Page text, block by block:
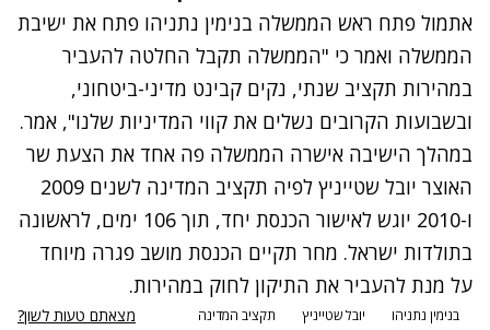
אתמול פתח ראש הממשלה בנימין נתניהו פתח את ישיבת
הממשלה ואמר כי "הממשלה תקבל החלטה להעביר
במהירות תקציב שנתי, נקים קבינט מדיני-ביטחוני,
ובשבועות הקרובים נשלים את קווי המדיניות שלנו", אמר.
במהלך הישיבה אישרה הממשלה פה אחד את הצעת שר
האוצר יובל שטייניץ
לפיה תקציב המדינה לשנים 2009
ו-2010 יוגש לאישור הכנסת יחד, תוך 106 ימים, לראשונה
בתולדות ישראל. מחר תקיים הכנסת מושב פגרה מיוחד
על מנת להעביר את התיקון לחוק במהירות.
בנימין נתניהו יובל שטייניץ תקציב המדינה מצאתם טעות לשון?